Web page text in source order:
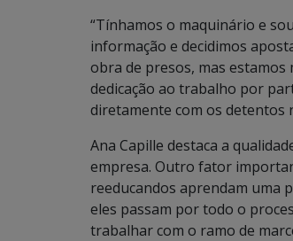
“Tínhamos o maquinário e
informação e decidimos
obra de presos, mas
dedicação ao trabalho por
diretamente com os detentos
Ana Capille destaca a
empresa. Outro fator
reeducandos aprendam uma
eles passam por todo o
trabalhar com o ramo de